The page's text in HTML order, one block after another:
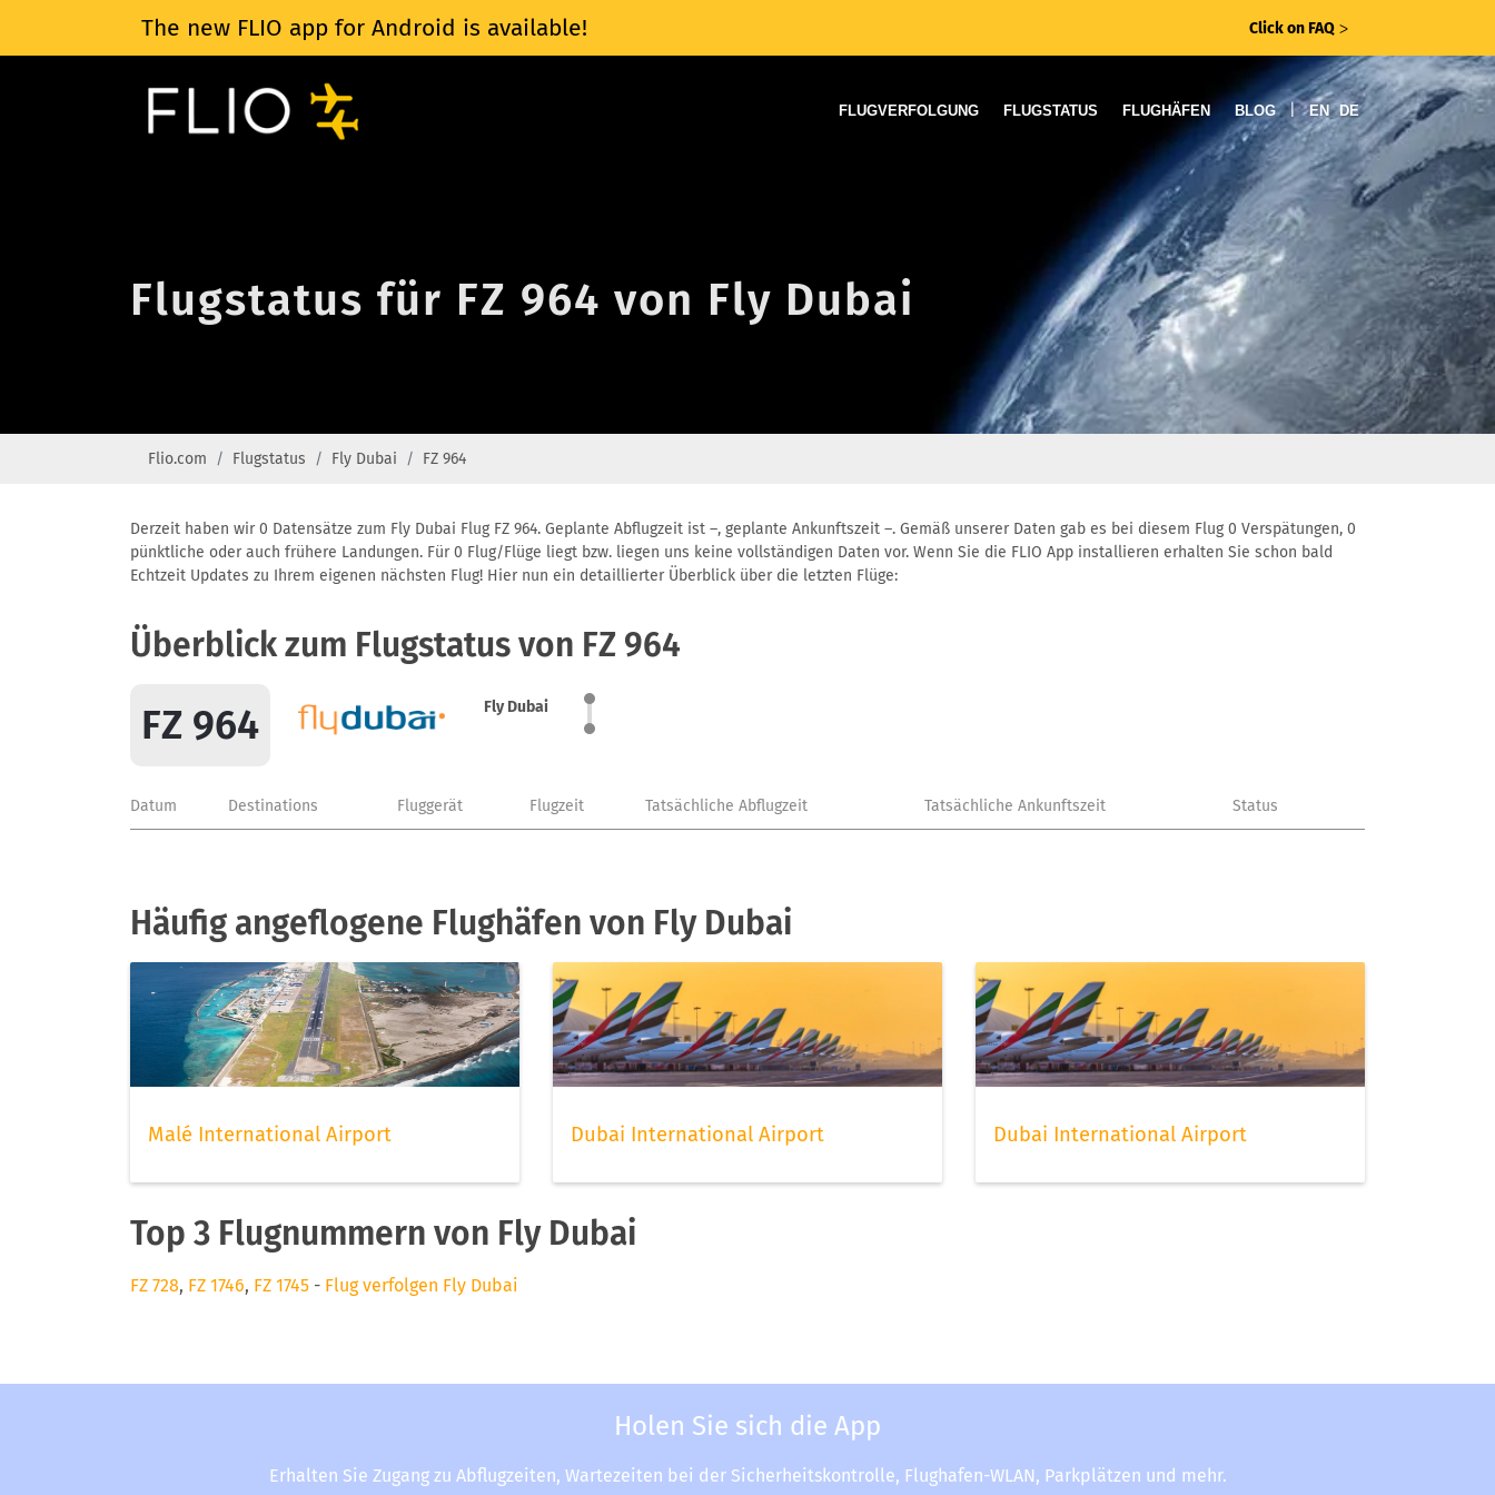
The new FLIO app for Android is available! Click on FAQ ᐳ
FLUGVERFOLGUNG FLUGSTATUS FLUGHÄFEN BLOG | EN DE
Flugstatus für FZ 964 von Fly Dubai
Flio.com Flugstatus Fly Dubai FZ 964
Derzeit haben wir 0 Datensätze zum Fly Dubai Flug FZ 964. Geplante Abflugzeit ist –, geplante Ankunftszeit –. Gemäß unserer Daten gab es bei diesem Flug 0 Verspätungen, 0
pünktliche oder auch frühere Landungen. Für 0 Flug/Flüge liegt bzw. liegen uns keine vollständigen Daten vor. Wenn Sie die FLIO App installieren erhalten Sie schon bald
Echtzeit Updates zu Ihrem eigenen nächsten Flug! Hier nun ein detaillierter Überblick über die letzten Flüge:
Überblick zum Flugstatus von FZ 964
FZ 964 Fly Dubai
Datum Destinations Fluggerät Flugzeit Tatsächliche Abflugzeit Tatsächliche Ankunftszeit Status
Häufig angeflogene Flughäfen von Fly Dubai
Malé International Airport Dubai International Airport Dubai International Airport
Top 3 Flugnummern von Fly Dubai
FZ 728, FZ 1746, FZ 1745 - Flug verfolgen Fly Dubai
Holen Sie sich die App
Erhalten Sie Zugang zu Abflugzeiten, Wartezeiten bei der Sicherheitskontrolle, Flughafen-WLAN, Parkplätzen und mehr.